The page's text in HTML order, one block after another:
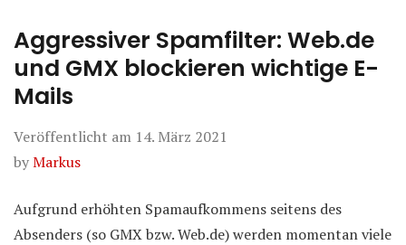
Aggressiver Spamfilter: Web.de
und GMX blockieren wichtige E-
Mails
Veröffentlicht am 14. März 2021
byMarkus
Aufgrund erhöhten Spamaufkommens seitens des
Absenders (so GMX bzw. Web.de) werden momentan viele